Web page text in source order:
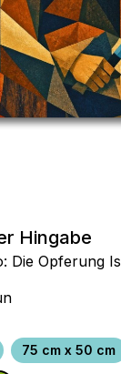
Hingabe
Die Opferung
75 cm x 50 cm